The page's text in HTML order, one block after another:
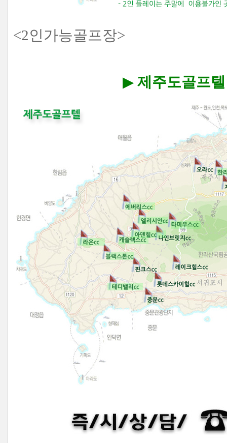
<2인가능골프장>
▶ 제주도골프